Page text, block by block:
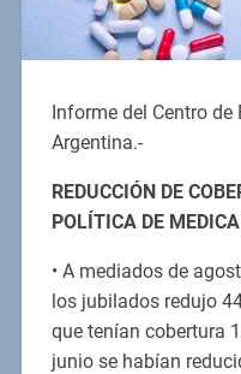
Informe del Centro
Argentina.-
REDUCCIÓN DE
POLÍTICA DE
• A mediados de
los jubilados redujo
que tenían cobertura
junio se habían